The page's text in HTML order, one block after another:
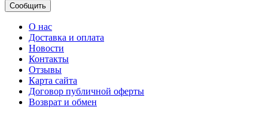
Сообщить
О нас
Доставка и оплата
Новости
Контакты
Отзывы
Карта сайта
Договор публичной оферты
Возврат и обмен